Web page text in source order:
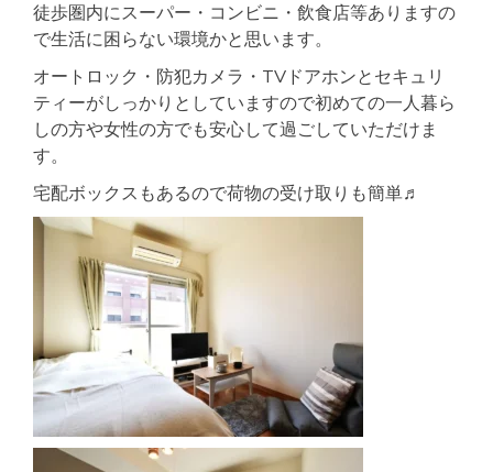
徒歩圏内にスーパー・コンビニ・飲食店等ありますの
で生活に困らない環境かと思います。
オートロック・防犯カメラ・TVドアホンとセキュリ
ティーがしっかりとしていますので初めての一人暮ら
しの方や女性の方でも安心して過ごしていただけま
す。
宅配ボックスもあるので荷物の受け取りも簡単♬